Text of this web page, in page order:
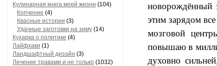
Кулинарная книга моей жизни (104)
Копчение (4)
Квасные истории (3)
Удачные заготовки на зиму (14)
Кухарка о политике (4)
Лайфхаки (1)
Ландшафтный дизайн (3)
Лечение травами и не только (1032)
новорождённый
этим зарядом
мозговой
повышаю в
духовно